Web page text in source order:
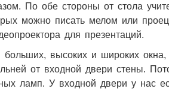
По обе стороны от стола
можно писать мелом или
для презентаций.
высоких и широких окна,
от входной двери стены.
ламп. У входной двери у нас